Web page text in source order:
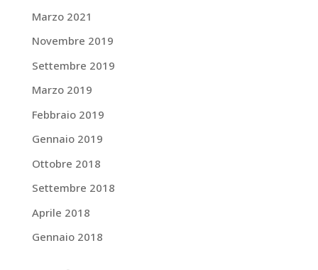
Marzo 2021
Novembre 2019
Settembre 2019
Marzo 2019
Febbraio 2019
Gennaio 2019
Ottobre 2018
Settembre 2018
Aprile 2018
Gennaio 2018